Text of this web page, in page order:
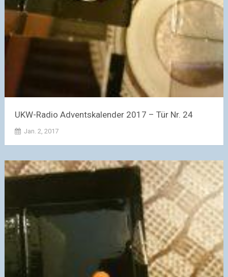
UKW-Radio Adventskalender 2017 – Tür Nr. 24
Jan. 2, 2017